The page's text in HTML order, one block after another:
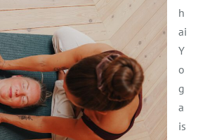
h
ai
Y
o
g
a
is